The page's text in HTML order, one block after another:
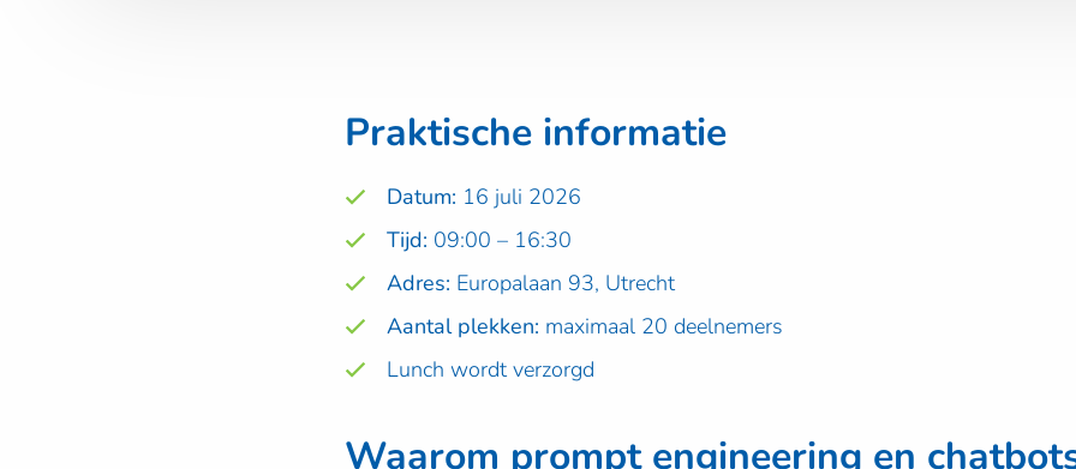
Praktische informatie
Datum: 16 juli 2026
Tijd: 09:00 – 16:30
Adres: Europalaan 93, Utrecht
Aantal plekken: maximaal 20 deelnemers
Lunch wordt verzorgd
Waarom prompt engineering en